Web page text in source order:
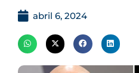
abril 6, 2024